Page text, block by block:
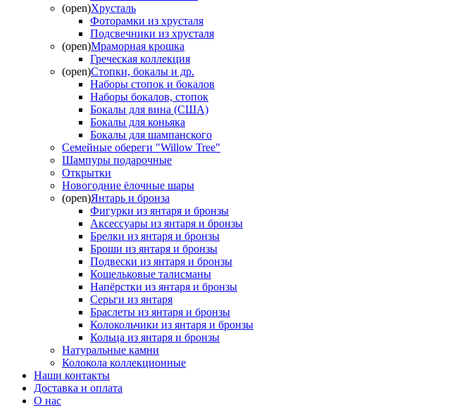
(open)Хрусталь
Фоторамки из хрусталя
Подсвечники из хрусталя
(open)Мраморная крошка
Греческая коллекция
(open)Стопки, бокалы и др.
Наборы стопок и бокалов
Наборы бокалов, стопок
Бокалы для вина (США)
Бокалы для коньяка
Бокалы для шампанского
Семейные обереги "Willow Tree"
Шампуры подарочные
Открытки
Новогодние ёлочные шары
(open)Янтарь и бронза
Фигурки из янтаря и бронзы
Аксессуары из янтаря и бронзы
Брелки из янтаря и бронзы
Броши из янтаря и бронзы
Подвески из янтаря и бронзы
Кошельковые талисманы
Напёрстки из янтаря и бронзы
Серьги из янтаря
Браслеты из янтаря и бронзы
Колокольчики из янтаря и бронзы
Кольца из янтаря и бронзы
Натуральные камни
Колокола коллекционные
Наши контакты
Доставка и оплата
О нас